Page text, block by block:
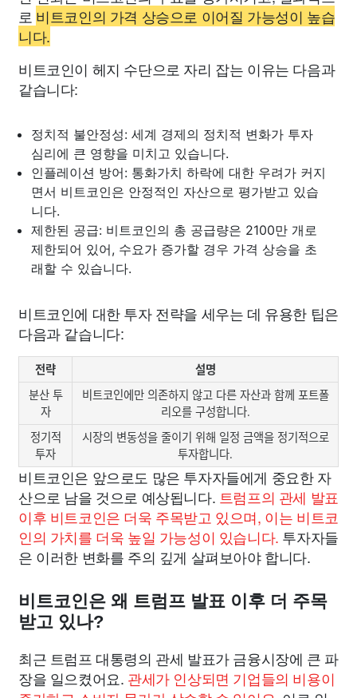
로 비트코인의 가격 상승으로 이어질 가능성이 높습
니다.
비트코인이 헤지 수단으로 자리 잡는 이유는 다음과
같습니다:
정치적 불안정성: 세계 경제의 정치적 변화가 투자
심리에 큰 영향을 미치고 있습니다.
인플레이션 방어: 통화가치 하락에 대한 우려가 커지
면서 비트코인은 안정적인 자산으로 평가받고 있습
니다.
제한된 공급: 비트코인의 총 공급량은 2100만 개로
제한되어 있어, 수요가 증가할 경우 가격 상승을 초
래할 수 있습니다.
비트코인에 대한 투자 전략을 세우는 데 유용한 팁은
다음과 같습니다:
전략
설명
분산 투
자
비트코인에만 의존하지 않고 다른 자산과 함께 포트폴
리오를 구성합니다.
정기적
투자
시장의 변동성을 줄이기 위해 일정 금액을 정기적으로
투자합니다.
비트코인은 앞으로도 많은 투자자들에게 중요한 자
산으로 남을 것으로 예상됩니다. 트럼프의 관세 발표
이후 비트코인은 더욱 주목받고 있으며, 이는 비트코
인의 가치를 더욱 높일 가능성이 있습니다. 투자자들
은 이러한 변화를 주의 깊게 살펴보아야 합니다.
비트코인은 왜 트럼프 발표 이후 더 주목
받고 있나?
최근 트럼프 대통령의 관세 발표가 금융시장에 큰 파
장을 일으켰어요. 관세가 인상되면 기업들의 비용이